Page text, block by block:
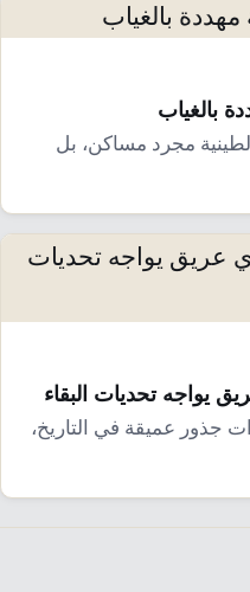
بالغياب
مجرد مساكن، بل
يواجه تحديات البقاء
جذور عميقة في التاريخ،